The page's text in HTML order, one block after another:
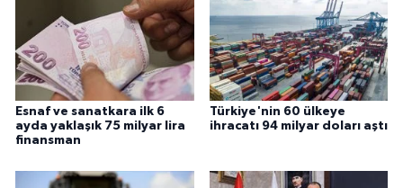
Esnaf ve sanatkara ilk 6
ayda yaklaşık 75 milyar lira
finansman
Türkiye'nin 60 ülkeye
ihracatı 94 milyar doları aştı